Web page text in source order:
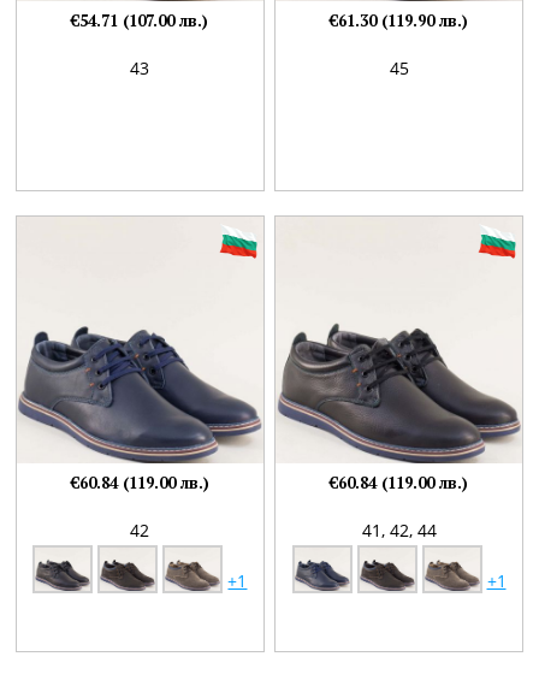
43
€54.71 (107.00 лв.)
45
€61.30 (119.90 лв.)
42
+1
€60.84 (119.00 лв.)
41, 42, 44
+1
€60.84 (119.00 лв.)